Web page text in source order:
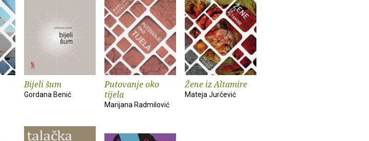
Bijeli šum
Gordana Benić
Putovanje oko
tijela
Marijana Radmilović
Žene iz Altamire
Mateja Jurčević